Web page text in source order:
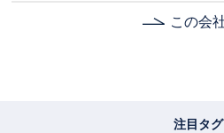
この会
注目タグ